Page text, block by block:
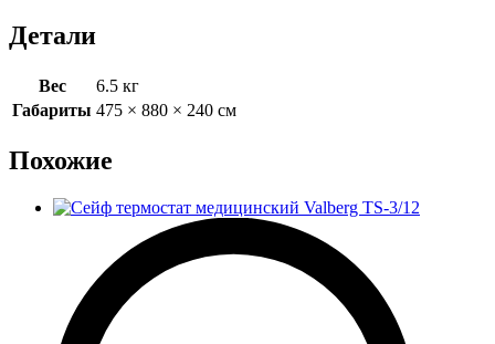
Детали
Вес
6.5 кг
Габариты 475 × 880 × 240 см
Похожие